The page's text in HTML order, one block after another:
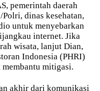
pemerintah daerah
dinas kesehatan,
untuk menyebarkan
internet. Jika
wisata, lanjut Dian,
Indonesia (PHRI)
mitigasi.
akhir dari komunikasi